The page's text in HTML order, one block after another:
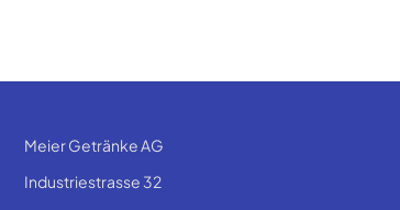
Meier Getränke AG
Industriestrasse 32